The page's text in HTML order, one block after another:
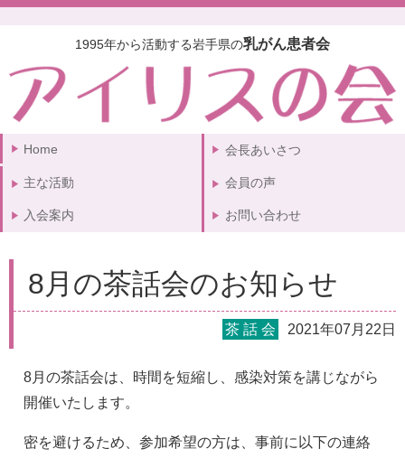
1995年から活動する岩手県の乳がん患者会
Home 会長あいさつ
主な活動 会員の声
入会案内 お問い合わせ
8月の茶話会のお知らせ
茶 話 会 2021年07月22日
8月の茶話会は、時間を短縮し、感染対策を講じながら
開催いたします。
密を避けるため、参加希望の方は、事前に以下の連絡